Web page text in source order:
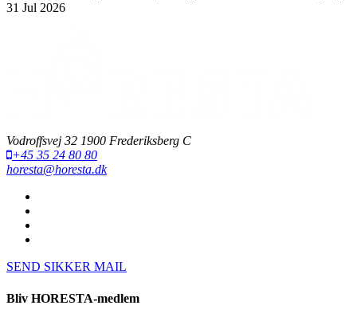
31 Jul 2026
Vodroffsvej 32 1900 Frederiksberg C
+45 35 24 80 80
horesta@horesta.dk
SEND SIKKER MAIL
Bliv HORESTA-medlem